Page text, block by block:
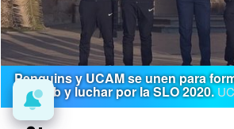
Penguins y UCAM se unen para
Club y luchar por la SLO 2020.